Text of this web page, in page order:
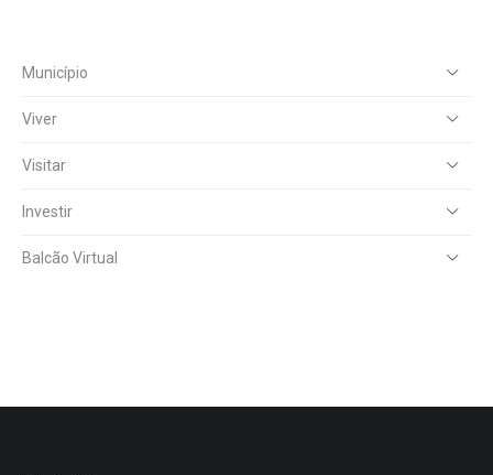
Município
Viver
Visitar
Investir
Balcão Virtual